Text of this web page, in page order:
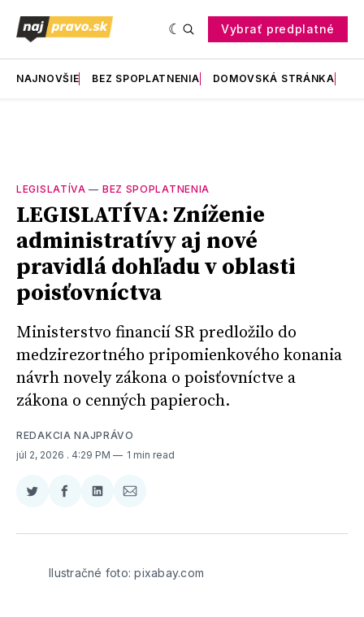
Vybrať predplatné
NAJNOVŠIE BEZ SPOPLATNENIA DOMOVSKÁ STRÁNKA
LEGISLATÍVA — BEZ SPOPLATNENIA
LEGISLATÍVA: Zníženie
administratívy aj nové
pravidlá dohľadu v oblasti
poisťovníctva
Ministerstvo financií SR predložilo do
medzirezortného pripomienkového konania
návrh novely zákona o poisťovníctve a
zákona o cenných papieroch.
REDAKCIA NAJPRÁVO
júl 2, 2026 . 4:29 PM 1 min read
Zdieľať
Twitter
Zdieľať
Facebooku
Zdieľať
LinkedIne
Zdieľať
E-
Ilustračné foto: pixabay.com